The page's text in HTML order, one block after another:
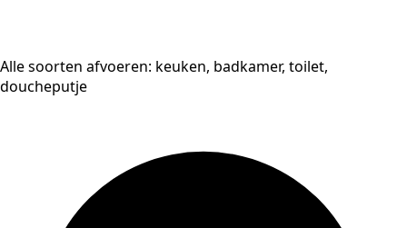
Alle soorten afvoeren: keuken, badkamer, toilet,
doucheputje